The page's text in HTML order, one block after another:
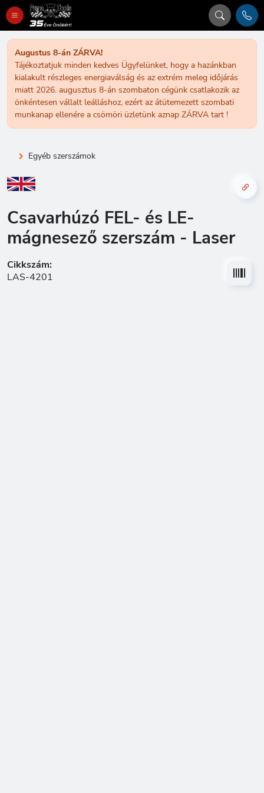
Augustus 8-án ZÁRVA!
Tájékoztatjuk minden kedves Ügyfelünket, hogy a hazánkban
kialakult részleges energiaválság és az extrém meleg időjárás
miatt 2026. augusztus 8-án szombaton cégünk csatlakozik az
önkéntesen vállalt leálláshoz, ezért az átütemezett szombati
munkanap ellenére a csömöri üzletünk aznap ZÁRVA tart !
Egyéb szerszámok
Csavarhúzó FEL- és LE-
mágnesező szerszám - Laser
Cikkszám:
LAS-4201